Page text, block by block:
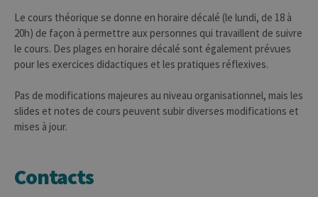
Le cours théorique se donne en horaire décalé (le lundi, de 18 à
20h) de façon à permettre aux personnes qui travaillent de suivre
le cours. Des plages en horaire décalé sont également prévues
pour les exercices didactiques et les pratiques réflexives.
Pas de modifications majeures au niveau organisationnel, mais les
slides et notes de cours peuvent subir diverses modifications et
mises à jour.
Contacts